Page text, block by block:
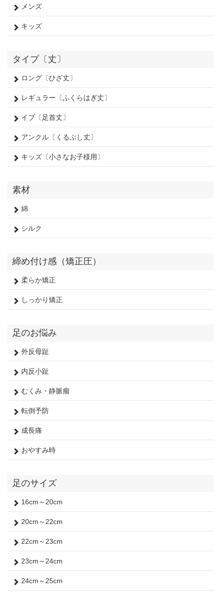
メンズ
キッズ
タイプ〔丈〕
ロング〔ひざ丈〕
レギュラー〔ふくらはぎ丈〕
イブ〔足首丈〕
アンクル〔くるぶし丈〕
キッズ〔小さなお子様用〕
素材
綿
シルク
締め付け感（矯正圧）
柔らか矯正
しっかり矯正
足のお悩み
外反母趾
内反小趾
むくみ・静脈瘤
転倒予防
成長痛
おやすみ時
足のサイズ
16cm～20cm
20cm～22cm
22cm～23cm
23cm～24cm
24cm～25cm